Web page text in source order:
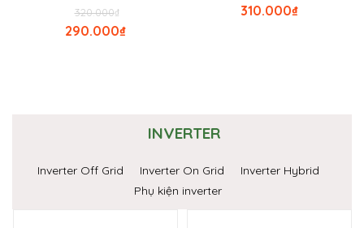
₫
320.000
₫
290.000
₫
310.000
INVERTER
Inverter Off Grid Inverter On Grid
Inverter Hybrid
Phụ kiện inverter